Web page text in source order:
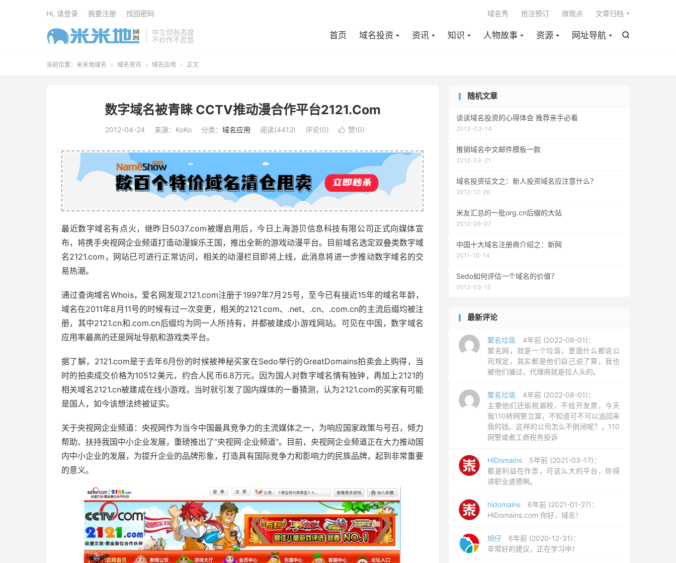
中立但有态度
不炒作不忽悠

首页 域名投资 资讯 知识 人物故事 资源 网址导航
域名秀 抢注预订 微观点 文章归档
Hi, 请登录 我要注册 找回密码
当前位置： 米米地域名  域名资讯  域名应用  正文
数字域名被青睐 CCTV推动漫合作平台2121.Com
2012-04-24 来源：KoKo 分类： 域名应用 阅读(4412) 评论(0)  赞(0)
最近数字域名有点火，继昨日5037.com被爆启用后，今日上海游贝信息科技有限公司正式向媒体宣
布，将携手央视网企业频道打造动漫娱乐王国，推出全新的游戏动漫平台。目前域名选定双叠类数字域
名2121.com，网站已可进行正常访问，相关的动漫栏目即将上线，此消息将进一步推动数字域名的交
易热潮。
通过查询域名Whois，爱名网发现2121.com注册于1997年7月25号，至今已有接近15年的域名年龄，
域名在2011年8月11号的时候有过一次变更，相关的2121.com、.net、.cn、.com.cn的主流后缀均被注
册，其中2121.cn和.com.cn后缀均为同一人所持有，并都被建成小游戏网站。可见在中国，数字域名
应用率最高的还是网址导航和游戏类平台。
据了解，2121.com是于去年6月份的时候被神秘买家在Sedo举行的GreatDomains拍卖会上购得，当
时的拍卖成交价格为10512美元，约合人民币6.8万元。因为国人对数字域名情有独钟，再加上2121的
相关域名2121.cn被建成在线小游戏，当时就引发了国内媒体的一番猜测，认为2121.com的买家有可能
是国人，如今该想法终被证实。
关于央视网企业频道：央视网作为当今中国最具竞争力的主流媒体之一，为响应国家政策与号召，倾力
帮助、扶持我国中小企业发展，重磅推出了“央视网·企业频道”。目前，央视网企业频道正在大力推动国
内中小企业的发展，为提升企业的品牌形象，打造具有国际竞争力和影响力的民族品牌，起到非常重要
的意义。
随机文章
谈谈域名投资的心得体会 推荐亲手必看
2013-03-14
推销域名中文邮件模板一款
2012-03-21
域名投资征文之：新人投资域名应注意什么？
2012-12-26
米友汇总的一批org.cn后缀的大站
2012-06-07
中国十大域名注册商介绍之：新网
2011-10-14
Sedo如何评估一个域名的价值？
2012-03-15
最新评论
聚名垃圾
4年前 (2022-08-01)：
聚名网，就是一个垃圾，里面什么都说公
司规定，其实都是他们自己说了算，我也
被他们骗过，代理商就是拉人头的。
聚名垃圾
4年前 (2022-08-01)：
主要他们还偷税漏税，不给开发票，今天
我110转网警立案，不知道可不可以追回来
我的钱。这样的公司怎么不倒闭呢？，110
网警或者工商税务投诉
HiDomains
5年前 (2021-03-17)：
都是利益在作祟，可这么大的平台，你得
讲职业道德啊。
hidomains
6年前 (2021-01-27)：
HiDomains.com 你好，域名！
旭仔
6年前 (2020-12-31)：
非常好的建议，正在学习中！